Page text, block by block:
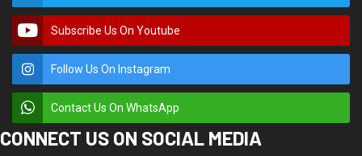
Subscribe Us On Youtube
Follow Us On Instagram
Contact Us On WhatsApp
CONNECT US ON SOCIAL MEDIA